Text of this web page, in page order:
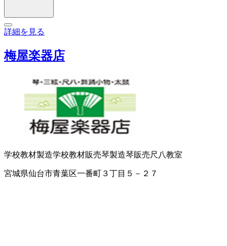
詳細を見る
梅屋楽器店
学校教材製造学校教材販売琴製造琴販売尺八教室
宮城県仙台市青葉区一番町３丁目５－２７